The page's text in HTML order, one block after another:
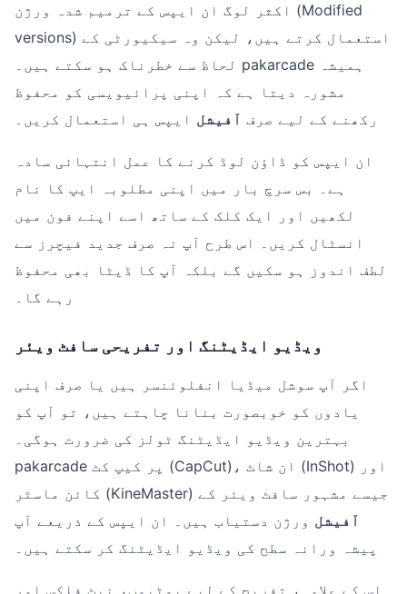
اکثر لوگ ان ایپس کے ترمیم شدہ ورژن (Modified
versions) استعمال کرتے ہیں، لیکن وہ سیکیورٹی کے
لحاظ سے خطرناک ہو سکتے ہیں۔ pakarcade ہمیشہ
مشورہ دیتا ہے کہ اپنی پرائیویسی کو محفوظ
رکھنے کے لیے صرف آفیشل ایپس ہی استعمال کریں۔
ان ایپس کو ڈاؤن لوڈ کرنے کا عمل انتہائی سادہ
ہے۔ بس سرچ بار میں اپنی مطلوبہ ایپ کا نام
لکھیں اور ایک کلک کے ساتھ اسے اپنے فون میں
انسٹال کریں۔ اس طرح آپ نہ صرف جدید فیچرز سے
لطف اندوز ہو سکیں گے بلکہ آپ کا ڈیٹا بھی محفوظ
رہے گا۔
ویڈیو ایڈیٹنگ اور تفریحی سافٹ ویئر
اگر آپ سوشل میڈیا انفلوئنسر ہیں یا صرف اپنی
یادوں کو خوبصورت بنانا چاہتے ہیں، تو آپ کو
بہترین ویڈیو ایڈیٹنگ ٹولز کی ضرورت ہوگی۔
pakarcade پر کیپ کٹ (CapCut)، ان شاٹ (InShot) اور
کائن ماسٹر (KineMaster) جیسے مشہور سافٹ ویئر کے
آفیشل ورژن دستیاب ہیں۔ ان ایپس کے ذریعے آپ
پیشہ ورانہ سطح کی ویڈیو ایڈیٹنگ کر سکتے ہیں۔
اس کے علاوہ، تفریح کے لیے یوٹیوب، نیٹ فلکس اور